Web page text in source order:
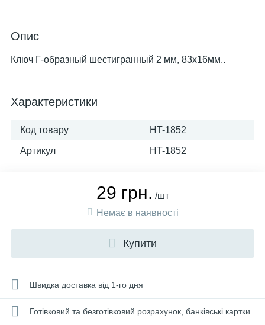
Опис
Ключ Г-образный шестигранный 2 мм, 83x16мм..
Характеристики
Код товару HT-1852
Артикул HT-1852
29 грн. /шт
Немає в наявності
Купити
Швидка доставка від 1-го дня
Готівковий та безготівковий розрахунок, банківські картки